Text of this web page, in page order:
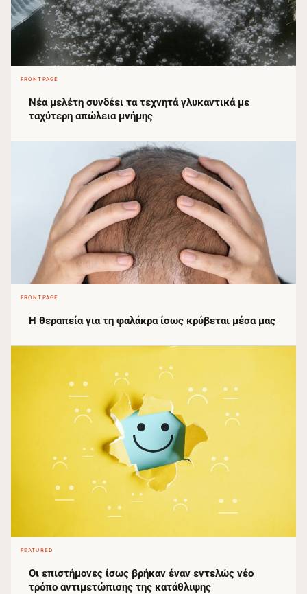
FRONTPAGE
Νέα μελέτη συνδέει τα τεχνητά γλυκαντικά με
ταχύτερη απώλεια μνήμης
FRONTPAGE
Η θεραπεία για τη φαλάκρα ίσως κρύβεται μέσα μας
FEATURED
Οι επιστήμονες ίσως βρήκαν έναν εντελώς νέο
τρόπο αντιμετώπισης της κατάθλιψης